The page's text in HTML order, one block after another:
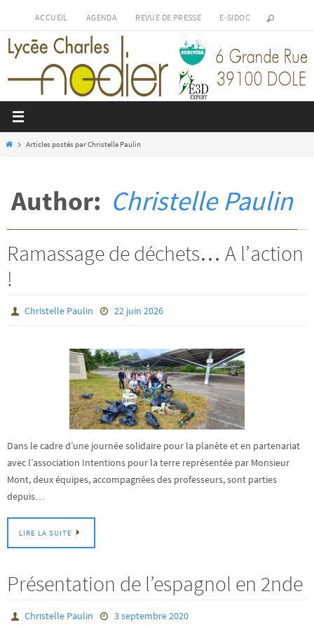
contenu
ACCUEIL AGENDA REVUE DE PRESSE E-SIDOC
HomeArticles postés par Christelle Paulin
Author: Christelle Paulin
Ramassage de déchets… A l’action
!
Christelle Paulin 22 juin 2026
Dans le cadre d’une journée solidaire pour la planète et en partenariat
avec l’association Intentions pour la terre représentée par Monsieur
Mont, deux équipes, accompagnées des professeurs, sont parties
depuis…
LIRE LA SUITE
Présentation de l’espagnol en 2nde
Christelle Paulin 3 septembre 2020